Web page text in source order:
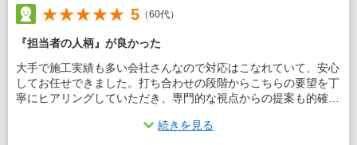
5 （60代）
『担当者の人柄』が良かった
大手で施工実績も多い会社さんなので対応はこなれていて、安心
してお任せできました。打ち合わせの段階からこちらの要望を丁
寧にヒアリングしていただき、専門的な視点からの提案も的確で
不安を感じることなく進めることができました。仕上がりもイメ
続きを見る